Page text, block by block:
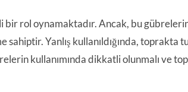
rol oynamaktadır. Ancak, bu
sahiptir. Yanlış kullanıldığında,
kullanımında dikkatli olunmalı ve